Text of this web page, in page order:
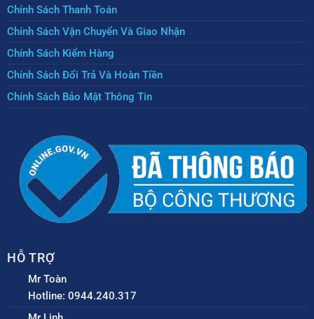
Chính Sách Thanh Toán
Chính Sách Vận Chuyển Và Giao Nhận
Chính Sách Kiểm Hàng
Chính Sách Đổi Trả Và Hoàn Tiền
Chính Sách Bảo Mật Thông Tin
HỖ TRỢ
Mr Toàn
Hotline: 0944.240.317